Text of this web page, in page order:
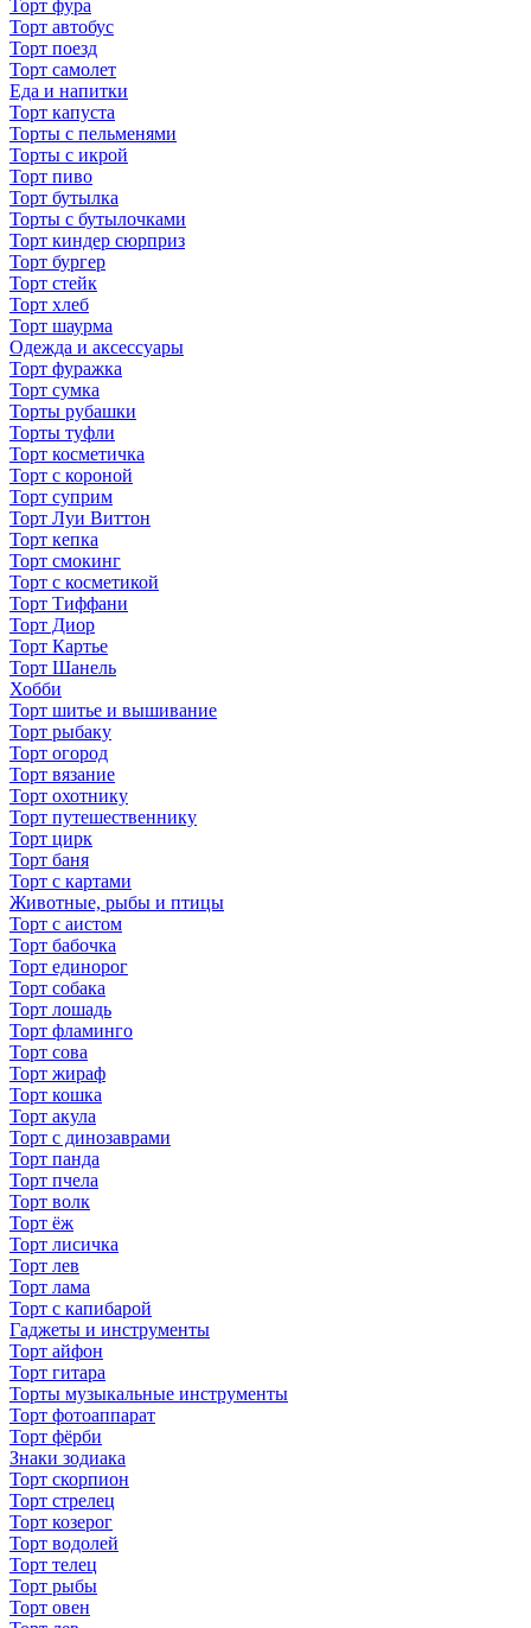
Торт фура
Торт автобус
Торт поезд
Торт самолет
Еда и напитки
Торт капуста
Торты с пельменями
Торты с икрой
Торт пиво
Торт бутылка
Торты с бутылочками
Торт киндер сюрприз
Торт бургер
Торт стейк
Торт хлеб
Торт шаурма
Одежда и аксессуары
Торт фуражка
Торт сумка
Торты рубашки
Торты туфли
Торт косметичка
Торт с короной
Торт суприм
Торт Луи Виттон
Торт кепка
Торт смокинг
Торт с косметикой
Торт Тиффани
Торт Диор
Торт Картье
Торт Шанель
Хобби
Торт шитье и вышивание
Торт рыбаку
Торт огород
Торт вязание
Торт охотнику
Торт путешественнику
Торт цирк
Торт баня
Торт с картами
Животные, рыбы и птицы
Торт с аистом
Торт бабочка
Торт единорог
Торт собака
Торт лошадь
Торт фламинго
Торт сова
Торт жираф
Торт кошка
Торт акула
Торт с динозаврами
Торт панда
Торт пчела
Торт волк
Торт ёж
Торт лисичка
Торт лев
Торт лама
Торт с капибарой
Гаджеты и инструменты
Торт айфон
Торт гитара
Торты музыкальные инструменты
Торт фотоаппарат
Торт фёрби
Знаки зодиака
Торт скорпион
Торт стрелец
Торт козерог
Торт водолей
Торт телец
Торт рыбы
Торт овен